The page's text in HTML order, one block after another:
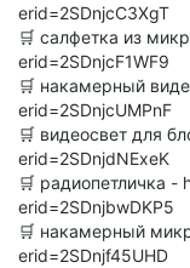
erid=2SDnjcC3XgT
🛒 салфетка из
erid=2SDnjcF1WF9
🛒 накамерный
erid=2SDnjcUMPnF
🛒 видеосвет для
erid=2SDnjdNExeK
🛒 радиопетличка
erid=2SDnjbwDKP5
🛒 накамерный
erid=2SDnjf45UHD